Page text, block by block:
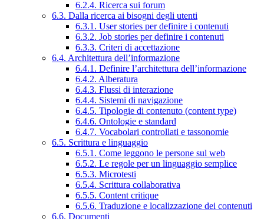
6.2.4. Ricerca sui forum
6.3. Dalla ricerca ai bisogni degli utenti
6.3.1. User stories per definire i contenuti
6.3.2. Job stories per definire i contenuti
6.3.3. Criteri di accettazione
6.4. Architettura dell’informazione
6.4.1. Definire l’architettura dell’informazione
6.4.2. Alberatura
6.4.3. Flussi di interazione
6.4.4. Sistemi di navigazione
6.4.5. Tipologie di contenuto (content type)
6.4.6. Ontologie e standard
6.4.7. Vocabolari controllati e tassonomie
6.5. Scrittura e linguaggio
6.5.1. Come leggono le persone sul web
6.5.2. Le regole per un linguaggio semplice
6.5.3. Microtesti
6.5.4. Scrittura collaborativa
6.5.5. Content critique
6.5.6. Traduzione e localizzazione dei contenuti
6.6. Documenti